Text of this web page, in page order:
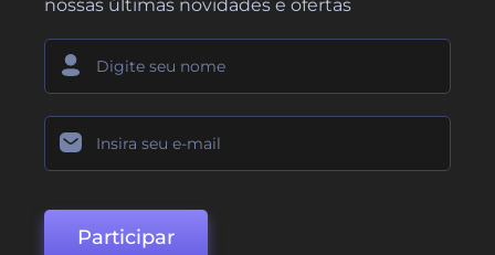
nossas últimas novidades e ofertas
Participar